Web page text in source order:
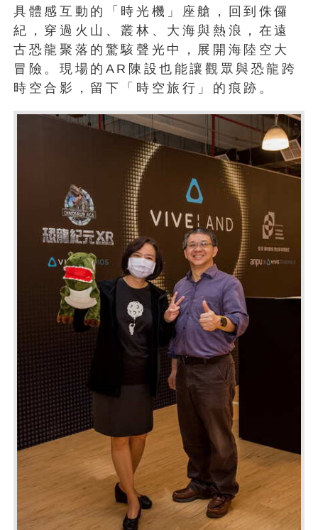
具體感互動的「時光機」座艙，回到侏儸
紀，穿過火山、叢林、大海與熱浪，在遠
古恐龍聚落的驚駭聲光中，展開海陸空大
冒險。現場的AR陳設也能讓觀眾與恐龍跨
時空合影，留下「時空旅行」的痕跡。